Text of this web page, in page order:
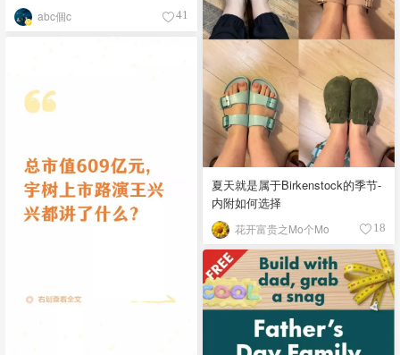
abc個c 41
夏天就是属于Birkenstock的季节-
内附如何选择
花开富贵之Mo个Mo 18